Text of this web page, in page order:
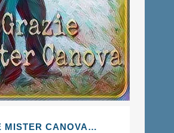
MISTER CANOVA…